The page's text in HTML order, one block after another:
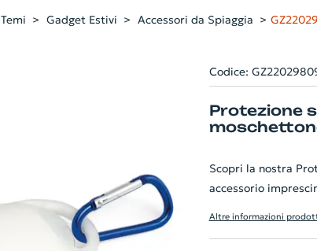
Temi Gadget Estivi Accessori da Spiaggia
Codice:
Protezione
Scopri la nostra
accessorio
Altre informazioni